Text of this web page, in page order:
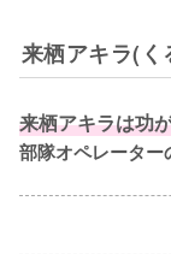
来栖アキラ(く
来栖アキラは功
部隊オペレーター